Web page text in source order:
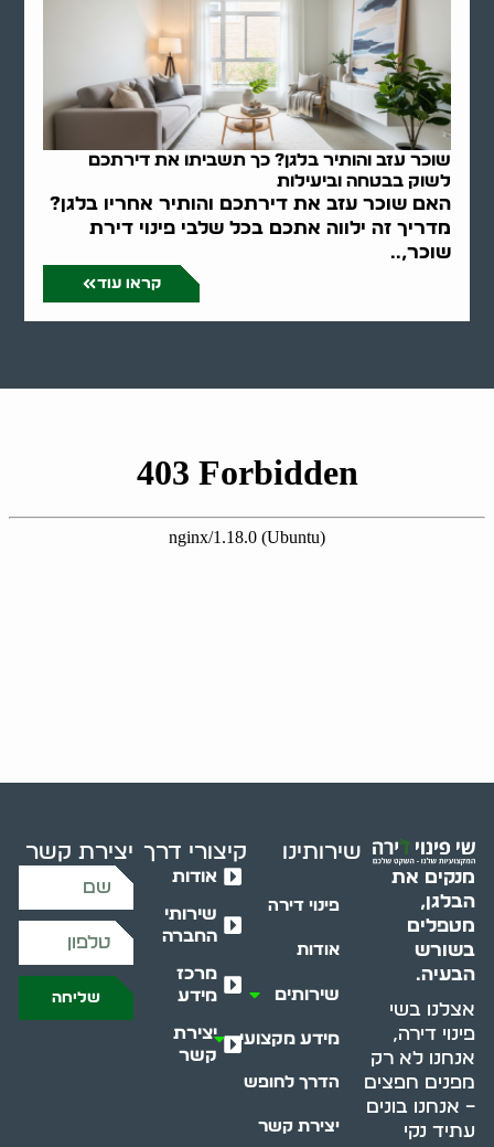
שוכר עזב והותיר בלגן? כך תשביתו את דירתכם
לשוק בבטחה וביעילות
האם שוכר עזב את דירתכם והותיר אחריו בלגן?
מדריך זה ילווה אתכם בכל שלבי פינוי דירת
שוכר,..
קראו עוד
מנקים את
הבלגן,
מטפלים
בשורש
הבעיה.
אצלנו בשי
פינוי דירה,
אנחנו לא רק
מפנים חפצים
– אנחנו בונים
עתיד נקי
שירותינו
פינוי דירה
אודות
שירותים
מידע מקצועי
הדרך לחופש
יצירת קשר
קיצורי דרך
אודות
שירותי
החברה
מרכז
מידע
יצירת
קשר
יצירת קשר
שליחה